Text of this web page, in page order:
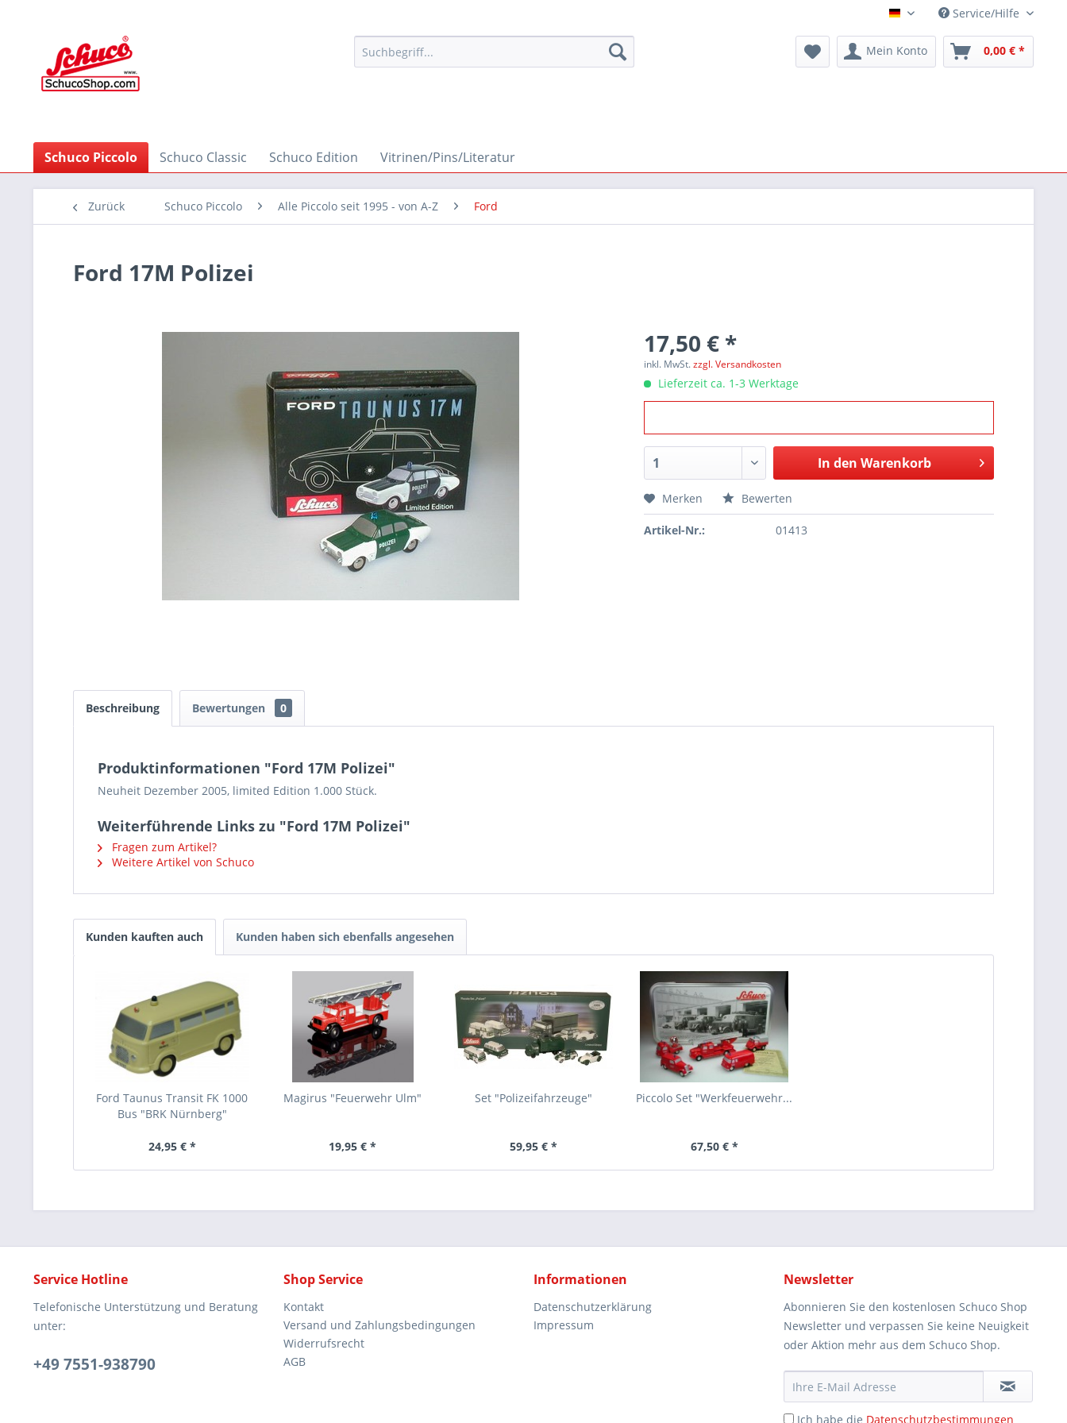
Deutsch Service/Hilfe
Mein Konto 0,00 € *
Schuco Piccolo Schuco Classic Schuco Edition Vitrinen/Pins/Literatur
Zurück Schuco Piccolo Alle Piccolo seit 1995 - von A-Z Ford
Ford 17M Polizei
17,50 € *
inkl. MwSt.zzgl. Versandkosten
Lieferzeit ca. 1-3 Werktage
In den Warenkorb
Merken Bewerten
Artikel-Nr.: 01413
Beschreibung Bewertungen 0
Produktinformationen "Ford 17M Polizei"
Neuheit Dezember 2005, limited Edition 1.000 Stück.
Weiterführende Links zu "Ford 17M Polizei"
Fragen zum Artikel?
Weitere Artikel von Schuco
Kunden kauften auch Kunden haben sich ebenfalls angesehen
Ford Taunus Transit FK 1000
Bus "BRK Nürnberg"
24,95 € *
Magirus "Feuerwehr Ulm"
19,95 € *
Set "Polizeifahrzeuge"
59,95 € *
Piccolo Set "Werkfeuerwehr...
67,50 € *
Service Hotline
Telefonische Unterstützung und Beratung
unter:
+49 7551-938790
Shop Service
Kontakt
Versand und Zahlungsbedingungen
Widerrufsrecht
AGB
Informationen
Datenschutzerklärung
Impressum
Newsletter
Abonnieren Sie den kostenlosen Schuco Shop
Newsletter und verpassen Sie keine Neuigkeit
oder Aktion mehr aus dem Schuco Shop.
Ich habe die Datenschutzbestimmungen